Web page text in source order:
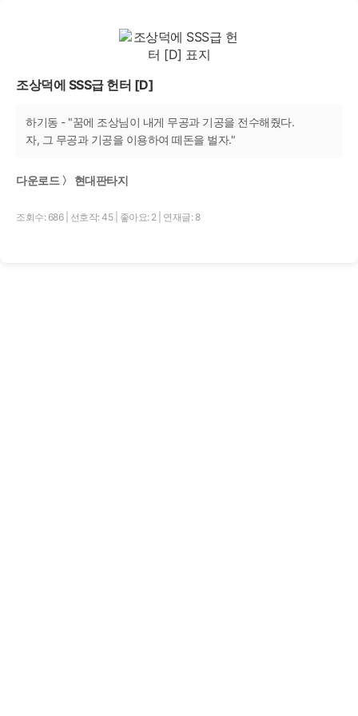
조상덕에 SSS급 헌터 [D]
하기동 - "꿈에 조상님이 내게 무공과 기공을 전수해줬다.
자, 그 무공과 기공을 이용하여 떼돈을 벌자."
다운로드 〉 현대판타지
조회수: 686 선호작: 45 좋아요: 2 연재글: 8